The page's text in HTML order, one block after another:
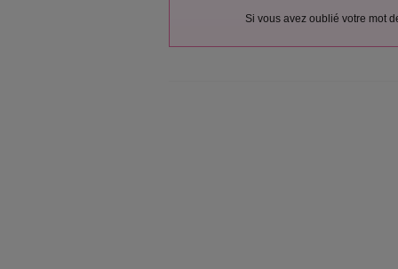
Si vous avez oublié votre mot